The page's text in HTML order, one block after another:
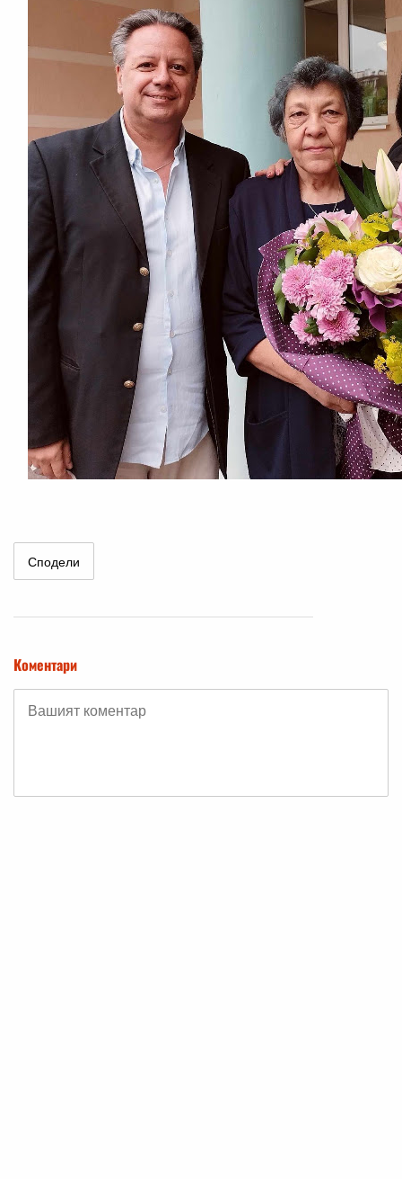
Сподели
Коментари